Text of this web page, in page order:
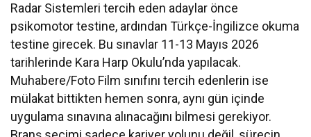
Radar Sistemleri tercih eden adaylar önce
psikomotor testine, ardından Türkçe-İngilizce okuma
testine girecek. Bu sınavlar 11-13 Mayıs 2026
tarihlerinde Kara Harp Okulu’nda yapılacak.
Muhabere/Foto Film sınıfını tercih edenlerin ise
mülakat bittikten hemen sonra, aynı gün içinde
uygulama sınavına alınacağını bilmesi gerekiyor.